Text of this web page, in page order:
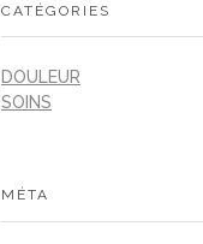
CATÉGORIES
DOULEUR
SOINS
MÉTA